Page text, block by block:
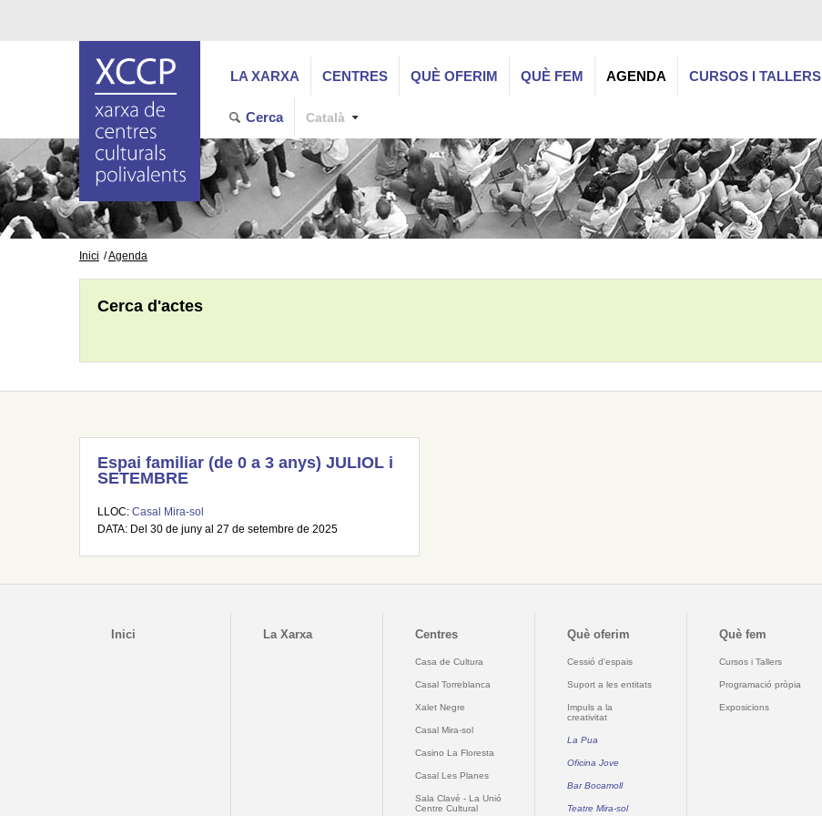
LA XARXA CENTRES QUÈ OFERIM QUÈ FEM AGENDA CURSOS I TALLERS
Cerca Català
Inici Agenda
Cerca d'actes
Espai familiar (de 0 a 3 anys) JULIOL i
SETEMBRE
LLOC: Casal Mira-sol
DATA: Del 30 de juny al 27 de setembre de 2025
Inici La Xarxa Centres
Casa de Cultura
Casal Torreblanca
Xalet Negre
Casal Mira-sol
Casino La Floresta
Casal Les Planes
Sala Clavé - La Unió
Centre Cultural
Què oferim
Cessió d'espais
Suport a les entitats
Impuls a la
creativitat
La Pua
Oficina Jove
Bar Bocamoll
Teatre Mira-sol
Què fem
Cursos i Tallers
Programació pròpia
Exposicions